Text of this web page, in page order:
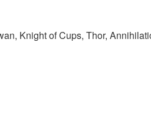
Knight of Cups, Thor,